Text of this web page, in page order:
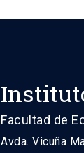
Facultad de
Avda. Vicuña